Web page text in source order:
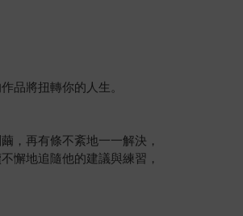
品將扭轉你的人生。
，再有條不紊地一一解決，
懈地追隨他的建議與練習，